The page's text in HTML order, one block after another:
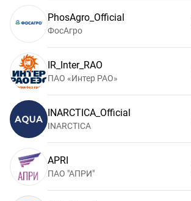
PhosAgro_Official
ФосАгро
IR_Inter_RAO
ПАО «Интер РАО»
INARCTICA_Official
INARCTICA
APRI
ПАО "АПРИ"